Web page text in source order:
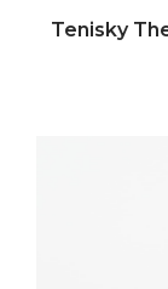
Tenisky